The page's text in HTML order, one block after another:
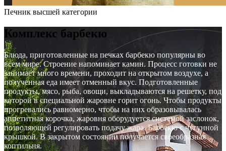
Печник высшей категории
Комплекс барбекю
Блюда, приготовленные на печках барбекю популярны во
всем мире. Строение напоминает камин. Процесс готовки не
занимает много времени, проходит на открытом воздухе, а
полученная еда имеет отменный вкус. Подготовленные
продукты, мясо, рыба, овощи, выкладываются на решетку, под
которой в специальной жаровне горит огонь. Чтобы продукты
прогревались равномерно, чтобы на них образовывалась
аппетитная корочка, жаровня оборудуется системой заслонок,
позволяющей регулировать подачу жара. Барбекю с чугунной
крышкой. В закрытом состоянии получается своеобразная
коптильня.